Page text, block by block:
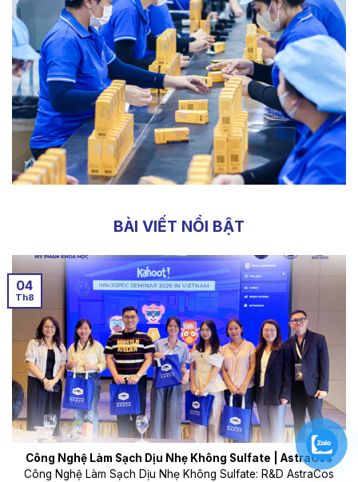
BÀI VIẾT NỔI BẬT
Công Nghệ Làm Sạch Dịu Nhẹ Không Sulfate | AstraCos
Công Nghệ Làm Sạch Dịu Nhẹ Không Sulfate: R&D AstraCos
04
Th8